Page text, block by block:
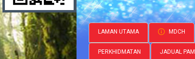
LAMAN UTAMA MDCH
PERKHIDMATAN JADUAL